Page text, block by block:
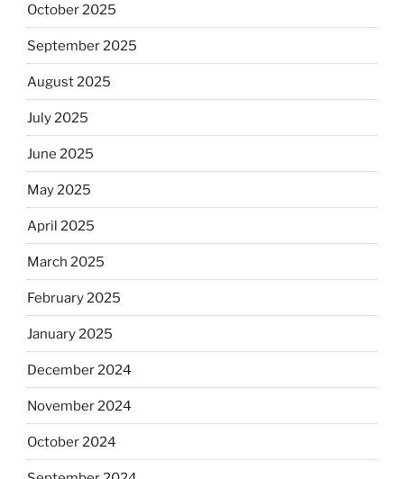
October 2025
September 2025
August 2025
July 2025
June 2025
May 2025
April 2025
March 2025
February 2025
January 2025
December 2024
November 2024
October 2024